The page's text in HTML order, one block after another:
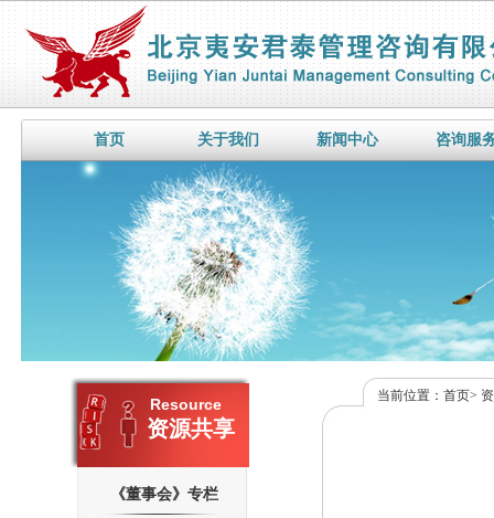
首页 关于我们 新闻中心 咨询服
Resource
资源共享
《董事会》专栏
当前位置： 首页>